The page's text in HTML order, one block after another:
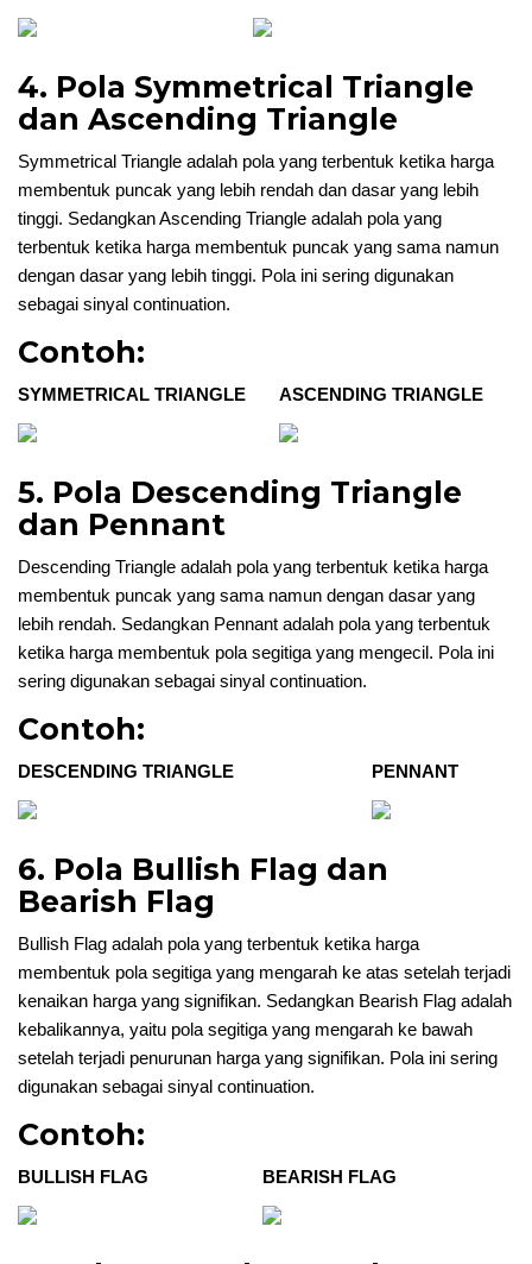
4. Pola Symmetrical Triangle
dan Ascending Triangle
Symmetrical Triangle adalah pola yang terbentuk ketika harga
membentuk puncak yang lebih rendah dan dasar yang lebih
tinggi. Sedangkan Ascending Triangle adalah pola yang
terbentuk ketika harga membentuk puncak yang sama namun
dengan dasar yang lebih tinggi. Pola ini sering digunakan
sebagai sinyal continuation.
Contoh:
SYMMETRICAL TRIANGLE ASCENDING TRIANGLE
5. Pola Descending Triangle
dan Pennant
Descending Triangle adalah pola yang terbentuk ketika harga
membentuk puncak yang sama namun dengan dasar yang
lebih rendah. Sedangkan Pennant adalah pola yang terbentuk
ketika harga membentuk pola segitiga yang mengecil. Pola ini
sering digunakan sebagai sinyal continuation.
Contoh:
DESCENDING TRIANGLE PENNANT
6. Pola Bullish Flag dan
Bearish Flag
Bullish Flag adalah pola yang terbentuk ketika harga
membentuk pola segitiga yang mengarah ke atas setelah terjadi
kenaikan harga yang signifikan. Sedangkan Bearish Flag adalah
kebalikannya, yaitu pola segitiga yang mengarah ke bawah
setelah terjadi penurunan harga yang signifikan. Pola ini sering
digunakan sebagai sinyal continuation.
Contoh:
BULLISH FLAG BEARISH FLAG